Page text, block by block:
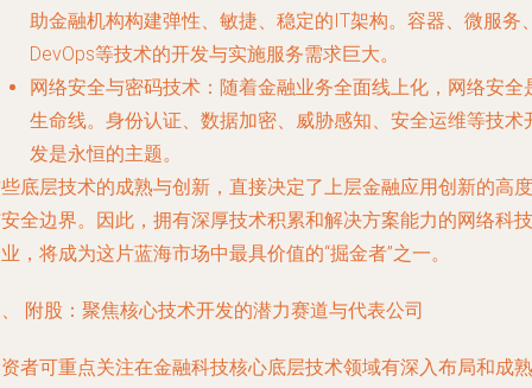
助金融机构构建弹性、敏捷、稳定的IT架构。容器、微服务
DevOps等技术的开发与实施服务需求巨大。
网络安全与密码技术 ：随着金融业务全面线上化，网络安全
生命线。身份认证、数据加密、威胁感知、安全运维等技术
发是永恒的主题。
底层技术的成熟与创新，直接决定了上层金融应用创新的高度
全边界。因此，拥有深厚技术积累和解决方案能力的网络科技
，将成为这片蓝海市场中最具价值的“掘金者”之一。
附股：聚焦核心技术开发的潜力赛道与代表公司
者可重点关注在金融科技核心底层技术领域有深入布局和成熟